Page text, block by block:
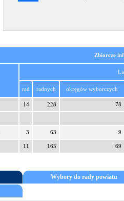
Zbiorcze
rad radnych okręgów wyborczych
14 228 78
3 63 9
11 165 69
Wybory do rady powiatu